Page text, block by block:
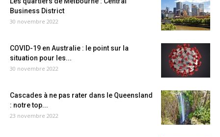
Business District
30 novembre 2022
COVID-19 en Australie : le point sur la
situation pour les...
30 novembre 2022
Cascades à ne pas rater dans le Queensland
: notre top...
23 novembre 2022